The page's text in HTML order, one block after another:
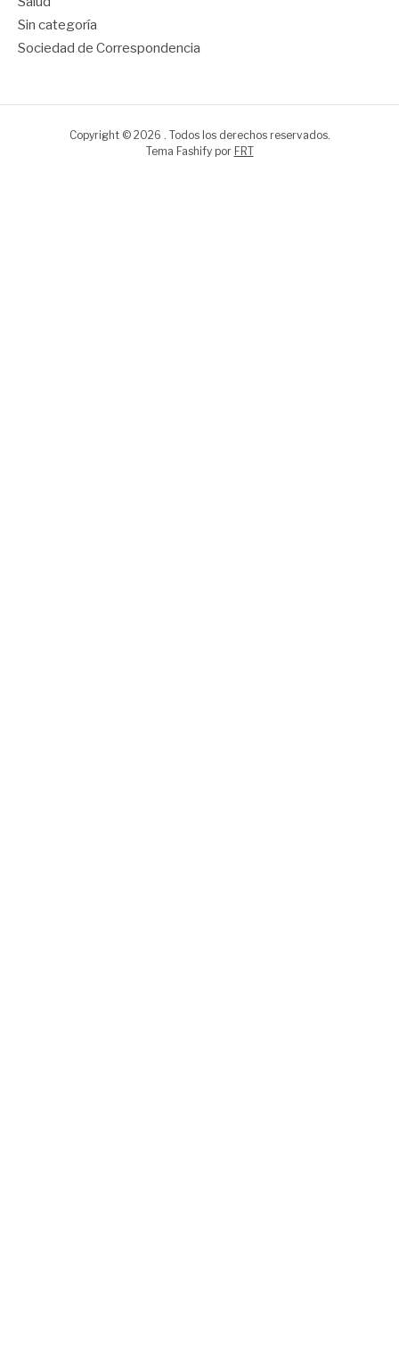
Sin categoría
Sociedad de Correspondencia
Copyright © 2026 . Todos los derechos reservados.
Tema Fashify por FRT